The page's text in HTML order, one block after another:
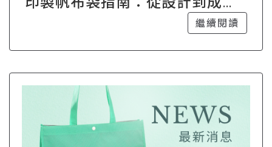
繼續閱讀